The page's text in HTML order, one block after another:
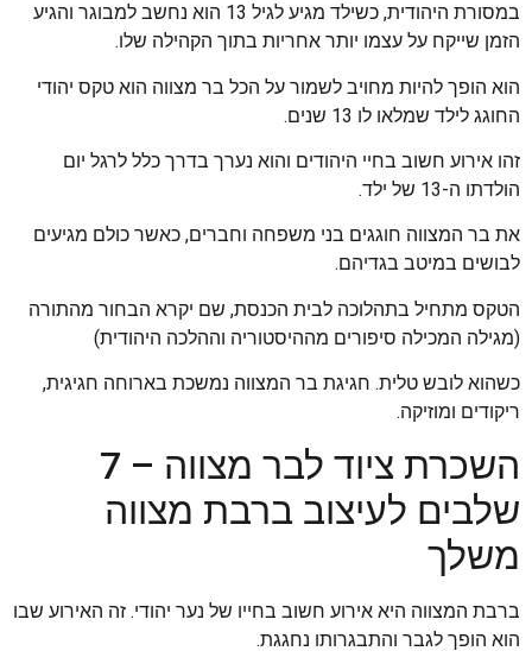
במסורת היהודית, כשילד מגיע לגיל 13 הוא נחשב למבוגר והגיע
הזמן שייקח על עצמו יותר אחריות בתוך הקהילה שלו.
הוא הופך להיות מחויב לשמור על הכל בר מצווה הוא טקס יהודי
החוגג לילד שמלאו לו 13 שנים.
זהו אירוע חשוב בחיי היהודים והוא נערך בדרך כלל לרגל יום
הולדתו ה-13 של ילד.
את בר המצווה חוגגים בני משפחה וחברים, כאשר כולם מגיעים
לבושים במיטב בגדיהם.
הטקס מתחיל בתהלוכה לבית הכנסת, שם יקרא הבחור מהתורה
(מגילה המכילה סיפורים מההיסטוריה וההלכה היהודית)
כשהוא לובש טלית. חגיגת בר המצווה נמשכת בארוחה חגיגית,
ריקודים ומוזיקה.
השכרת ציוד לבר מצווה – 7
שלבים לעיצוב ברבת מצווה
משלך
ברבת המצווה היא אירוע חשוב בחייו של נער יהודי. זה האירוע שבו
הוא הופך לגבר והתבגרותו נחגגת.